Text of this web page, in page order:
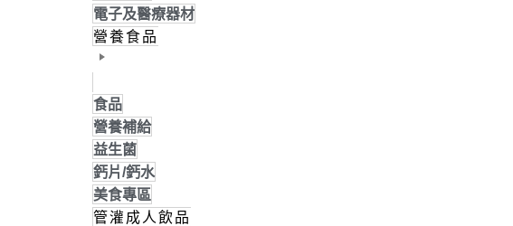
電子及醫療器材
營養食品
食品
營養補給
益生菌
鈣片/鈣水
美食專區
管灌成人飲品